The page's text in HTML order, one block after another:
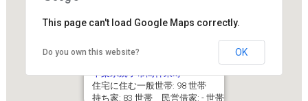
千葉県銚子市高神東町
住宅に住む一般世帯: 98 世帯
持ち家: 83 世帯 民営借家: - 世帯
This page can't load Google Maps correctly.
Do you own this website? OK